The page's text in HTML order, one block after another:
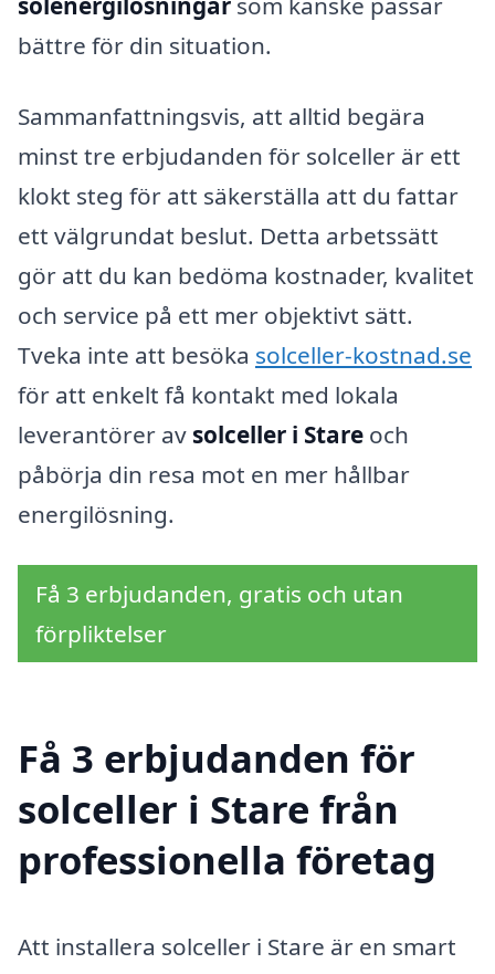
bättre för din situation.
Sammanfattningsvis, att alltid begära
minst tre erbjudanden för solceller är ett
klokt steg för att säkerställa att du fattar
ett välgrundat beslut. Detta arbetssätt
gör att du kan bedöma kostnader, kvalitet
och service på ett mer objektivt sätt.
Tveka inte att besöka solceller-kostnad.se
för att enkelt få kontakt med lokala
leverantörer av solceller i Stare och
påbörja din resa mot en mer hållbar
energilösning.
Få 3 erbjudanden, gratis och utan
förpliktelser
Få 3 erbjudanden för
solceller i Stare från
professionella företag
Att installera solceller i Stare är en smart